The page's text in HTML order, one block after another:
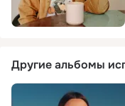
Другие альбомы